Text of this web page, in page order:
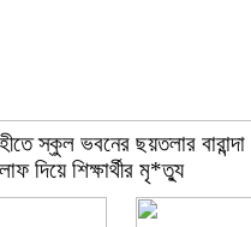
স্কুল ভবনের ছয়তলার বারান্দা
দিয়ে শিক্ষার্থীর মৃ*ত্যু